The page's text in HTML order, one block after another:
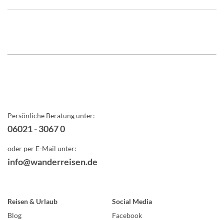
Persönliche Beratung unter:
06021 - 3067 0
oder per E-Mail unter:
info@wanderreisen.de
Reisen & Urlaub
Blog
Social Media
Facebook